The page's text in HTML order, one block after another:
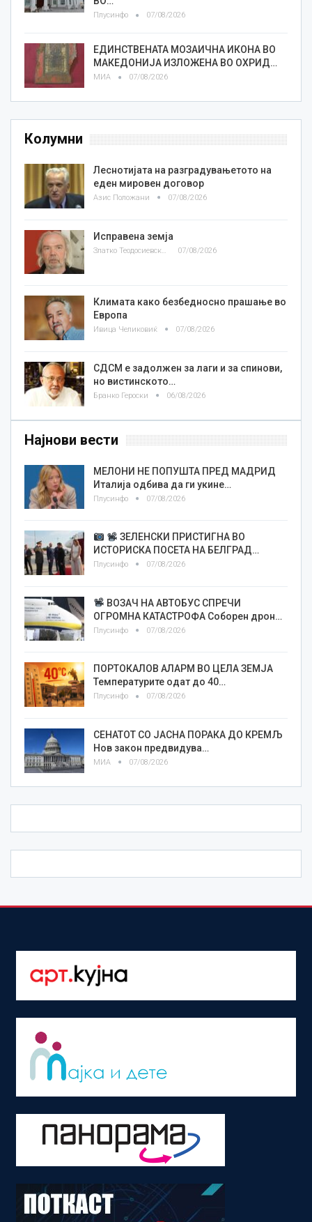
Плусинфо 07/08/2026
ЕДИНСТВЕНАТА МОЗАИЧНА ИКОНА ВО
МАКЕДОНИЈА ИЗЛОЖЕНА ВО ОХРИД…
МИА 07/08/2026
Колумни
Леснотијата на разградувањетото на
еден мировен договор
Азис Положани 07/08/2026
Исправена земја
Златко Теодосиевски 07/08/2026
Климата како безбедносно прашање во
Европа
Ивица Челиковиќ 07/08/2026
СДСМ е задолжен за лаги и за спинови,
но вистинското…
Бранко Героски 06/08/2026
Најнови вести
МЕЛОНИ НЕ ПОПУШТА ПРЕД МАДРИД
Италија одбива да ги укине…
Плусинфо 07/08/2026
ЗЕЛЕНСКИ ПРИСТИГНА ВО
ИСТОРИСКА ПОСЕТА НА БЕЛГРАД…
Плусинфо 07/08/2026
ВОЗАЧ НА АВТОБУС СПРЕЧИ
ОГРОМНА КАТАСТРОФА Соборен дрон…
Плусинфо 07/08/2026
ПОРТОКАЛОВ АЛАРМ ВО ЦЕЛА ЗЕМЈА
Температурите одат до 40…
Плусинфо 07/08/2026
СЕНАТОТ СО ЈАСНА ПОРАКА ДО КРЕМЉ
Нов закон предвидува…
МИА 07/08/2026